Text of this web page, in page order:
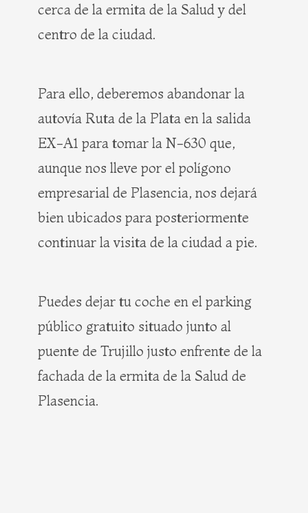
cerca de la ermita de la Salud y del
centro de la ciudad.
Para ello, deberemos abandonar la
autovía Ruta de la Plata en la salida
EX-A1 para tomar la N-630 que,
aunque nos lleve por el polígono
empresarial de Plasencia, nos dejará
bien ubicados para posteriormente
continuar la visita de la ciudad a pie.
Puedes dejar tu coche en el parking
público gratuito situado junto al
puente de Trujillo justo enfrente de la
fachada de la ermita de la Salud de
Plasencia.